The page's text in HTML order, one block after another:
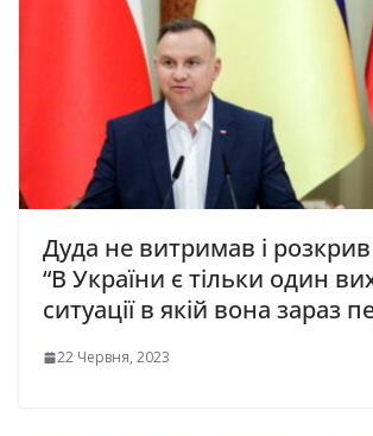
Дуда не витримав і розкрив
“В України є тільки один
ситуації в якій вона зараз
22 Червня, 2023